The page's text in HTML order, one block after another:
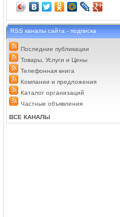
RSS каналы сайта - подписка
Последние публикации
Товары, Услуги и Цены
Телефонная книга
Компании и предложения
Каталог организаций
Частные объявления
ВСЕ КАНАЛЫ